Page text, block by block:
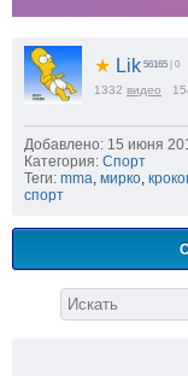
★ Lik 56165 | 0
1332 видео
Добавлено: 15 июня
Категория: Спорт
Теги: mma мирко
спорт